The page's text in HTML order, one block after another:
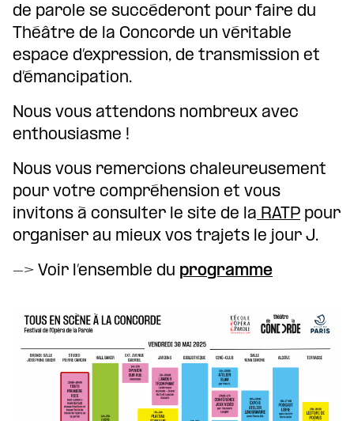
de parole se succéderont pour faire du
Théâtre de la Concorde un véritable
espace d’expression, de transmission et
d’émancipation.
Nous vous attendons nombreux avec
enthousiasme !
Nous vous remercions chaleureusement
pour votre compréhension et vous
invitons à consulter le site de la RATP pour
organiser au mieux vos trajets le jour J.
-> Voir l’ensemble du programme